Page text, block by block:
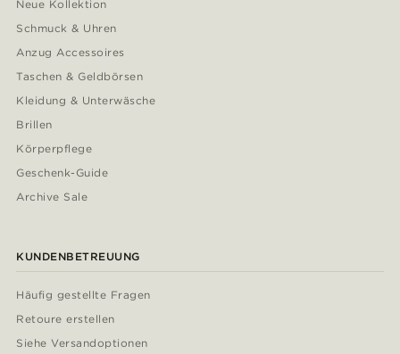
Neue Kollektion
Schmuck & Uhren
Anzug Accessoires
Taschen & Geldbörsen
Kleidung & Unterwäsche
Brillen
Körperpflege
Geschenk-Guide
Archive Sale
KUNDENBETREUUNG
Häufig gestellte Fragen
Retoure erstellen
Siehe Versandoptionen